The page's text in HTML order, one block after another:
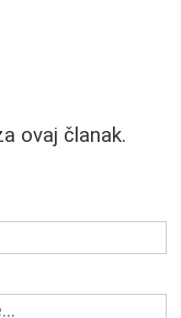
ovaj članak.